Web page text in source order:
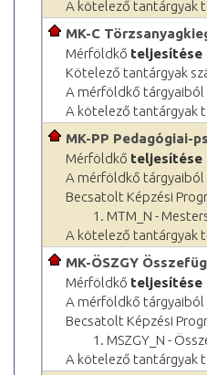
A kötelező tantárgyak
MK-C
Mérföldkő teljesítése
Kötelező tantárgyak
A mérföldkő tárgyaiból
A kötelező tantárgyak
MK-PP Pedagógiai-
Mérföldkő teljesítése
A mérföldkő tárgyaiból
Becsatolt Képzési
1. MTM_N -
A kötelező tantárgyak
MK-ÖSZGY
Mérföldkő teljesítése
A mérföldkő tárgyaiból
Becsatolt Képzési
1. MSZGY_N -
A kötelező tantárgyak